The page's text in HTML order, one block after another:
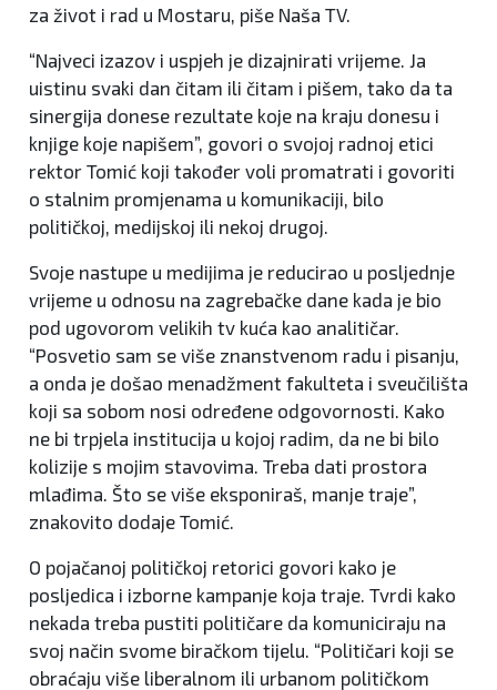
za život i rad u Mostaru, piše Naša TV.
“Najveci izazov i uspjeh je dizajnirati vrijeme. Ja
uistinu svaki dan čitam ili čitam i pišem, tako da ta
sinergija donese rezultate koje na kraju donesu i
knjige koje napišem”, govori o svojoj radnoj etici
rektor Tomić koji također voli promatrati i govoriti
o stalnim promjenama u komunikaciji, bilo
političkoj, medijskoj ili nekoj drugoj.
Svoje nastupe u medijima je reducirao u posljednje
vrijeme u odnosu na zagrebačke dane kada je bio
pod ugovorom velikih tv kuća kao analitičar.
“Posvetio sam se više znanstvenom radu i pisanju,
a onda je došao menadžment fakulteta i sveučilišta
koji sa sobom nosi određene odgovornosti. Kako
ne bi trpjela institucija u kojoj radim, da ne bi bilo
kolizije s mojim stavovima. Treba dati prostora
mlađima. Što se više eksponiraš, manje traje”,
znakovito dodaje Tomić.
O pojačanoj političkoj retorici govori kako je
posljedica i izborne kampanje koja traje. Tvrdi kako
nekada treba pustiti političare da komuniciraju na
svoj način svome biračkom tijelu. “Političari koji se
obraćaju više liberalnom ili urbanom političkom